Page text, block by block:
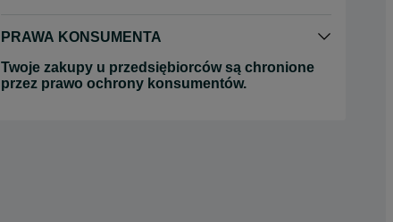
PRAWA KONSUMENTA
Twoje zakupy u przedsiębiorców są chronione
przez prawo ochrony konsumentów.